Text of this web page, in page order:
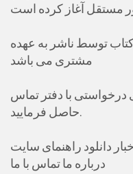
توسط ناشر به عهده
مشتری می باشد
با دفتر تماس
حاصل فرمایید.
دانلود راهنمای سایت
درباره ما تماس با ما